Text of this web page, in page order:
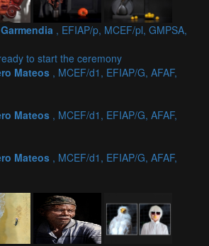
, EFIAP/p, MCEF/pl, GMPSA,
to start the ceremony
Mateos , MCEF/d1, EFIAP/G, AFAF,
Mateos , MCEF/d1, EFIAP/G, AFAF,
Mateos , MCEF/d1, EFIAP/G, AFAF,